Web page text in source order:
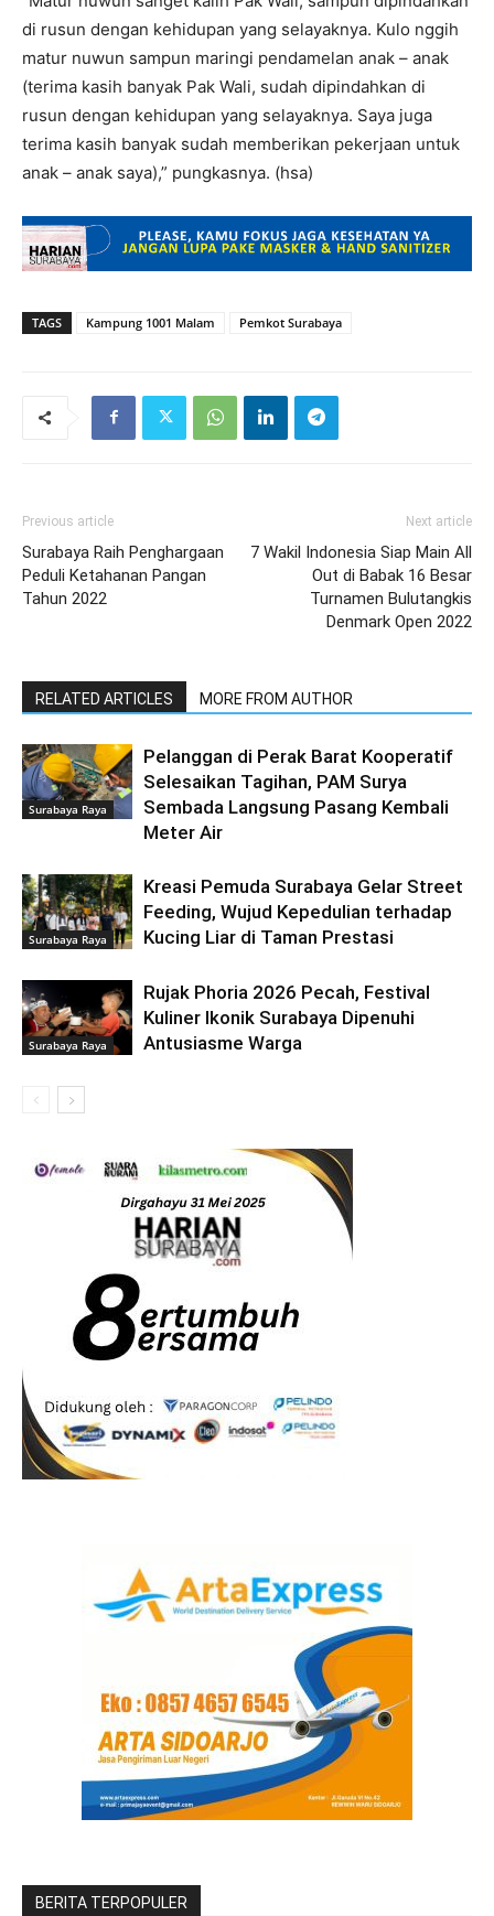
di rusun dengan kehidupan yang selayaknya. Kulo nggih
matur nuwun sampun maringi pendamelan anak – anak
(terima kasih banyak Pak Wali, sudah dipindahkan di
rusun dengan kehidupan yang selayaknya. Saya juga
terima kasih banyak sudah memberikan pekerjaan untuk
anak – anak saya),” pungkasnya. (hsa)
TAGS Kampung 1001 Malam Pemkot Surabaya
Previous article
Surabaya Raih Penghargaan
Peduli Ketahanan Pangan
Tahun 2022
Next article
7 Wakil Indonesia Siap Main All
Out di Babak 16 Besar
Turnamen Bulutangkis
Denmark Open 2022
RELATED ARTICLES MORE FROM AUTHOR
Surabaya Raya
Pelanggan di Perak Barat Kooperatif
Selesaikan Tagihan, PAM Surya
Sembada Langsung Pasang Kembali
Meter Air
Surabaya Raya
Kreasi Pemuda Surabaya Gelar Street
Feeding, Wujud Kepedulian terhadap
Kucing Liar di Taman Prestasi
Surabaya Raya
Rujak Phoria 2026 Pecah, Festival
Kuliner Ikonik Surabaya Dipenuhi
Antusiasme Warga
BERITA TERPOPULER